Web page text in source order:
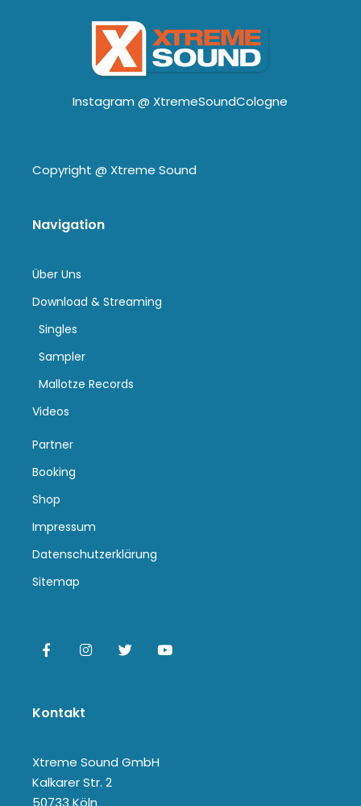
Instagram @ XtremeSoundCologne
Copyright @ Xtreme Sound
Navigation
Über Uns
Download & Streaming
Singles
Sampler
Mallotze Records
Videos
Partner
Booking
Shop
Impressum
Datenschutzerklärung
Sitemap
Kontakt
Xtreme Sound GmbH
Kalkarer Str. 2